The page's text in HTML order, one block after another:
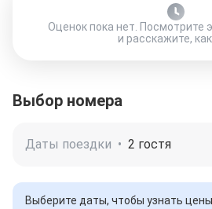
Оценок пока нет. Посмотрите
и расскажите,
Выбор номера
Даты поездки • 2 гостя
Выберите даты, чтобы узнать цены